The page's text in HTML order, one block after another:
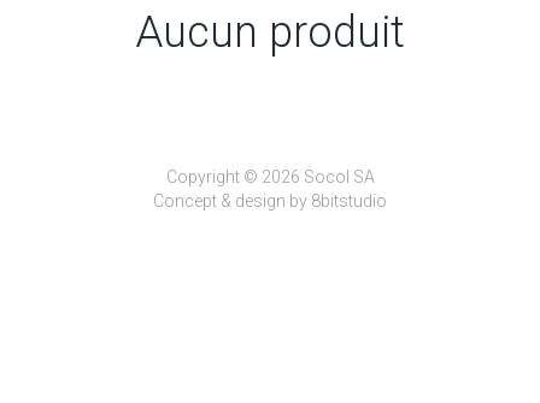
Aucun produit
Copyright © 2026 Socol SA
Concept & design by 8bitstudio